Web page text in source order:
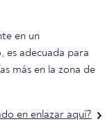
en un
es adecuada para
más en la zona de
en enlazar aquí?